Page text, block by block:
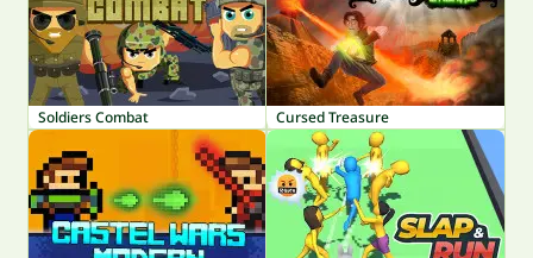
Soldiers Combat Cursed Treasure